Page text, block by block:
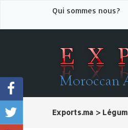
Qui sommes nous?
Exports.ma >